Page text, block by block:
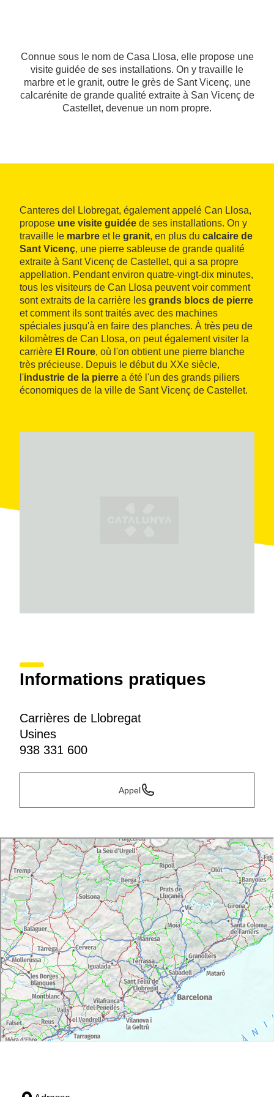
Connue sous le nom de Casa Llosa, elle propose une
visite guidée de ses installations. On y travaille le
marbre et le granit, outre le grès de Sant Vicenç, une
calcarénite de grande qualité extraite à San Vicenç de
Castellet, devenue un nom propre.
Canteres del Llobregat, également appelé Can Llosa,
propose une visite guidée de ses installations. On y
travaille le marbre et le granit, en plus du calcaire de
Sant Vicenç, une pierre sableuse de grande qualité
extraite à Sant Vicenç de Castellet, qui a sa propre
appellation. Pendant environ quatre-vingt-dix minutes,
tous les visiteurs de Can Llosa peuvent voir comment
sont extraits de la carrière les grands blocs de pierre
et comment ils sont traités avec des machines
spéciales jusqu'à en faire des planches. À très peu de
kilomètres de Can Llosa, on peut également visiter la
carrière El Roure, où l'on obtient une pierre blanche
très précieuse. Depuis le début du XXe siècle,
l'industrie de la pierre a été l'un des grands piliers
économiques de la ville de Sant Vicenç de Castellet.
Informations pratiques
Carrières de Llobregat
Usines
938 331 600
Appel